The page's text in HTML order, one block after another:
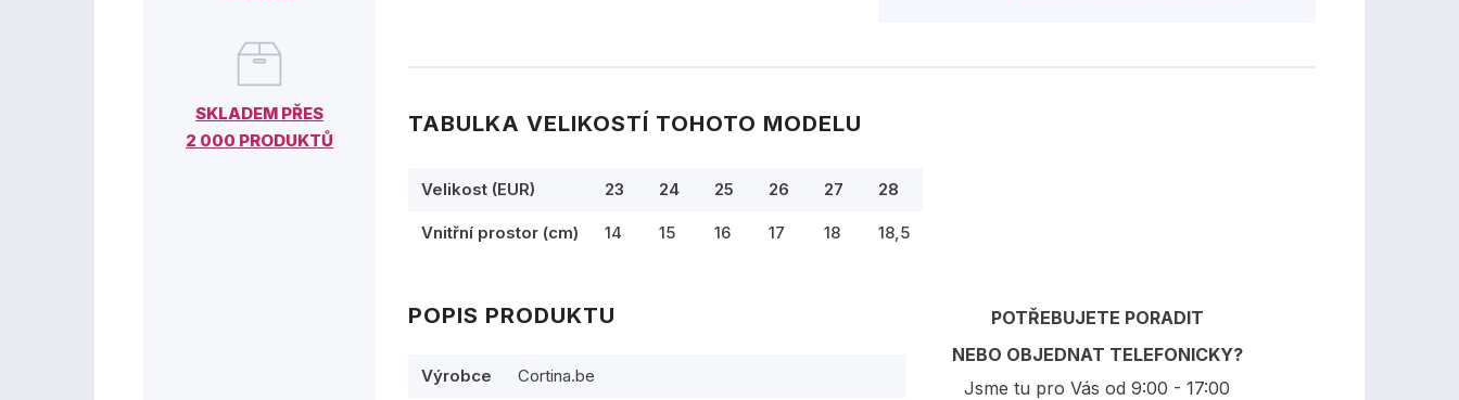
SKLADEM PŘES
2 000 PRODUKTŮ
TABULKA VELIKOSTÍ TOHOTO MODELU
Velikost (EUR) 23 24 25 26 27 28
Vnitřní prostor (cm) 14 15 16 17 18 18,5
POPIS PRODUKTU
Výrobce Cortina.be
POTŘEBUJETE PORADIT
NEBO OBJEDNAT TELEFONICKY?
Jsme tu pro Vás od 9:00 - 17:00